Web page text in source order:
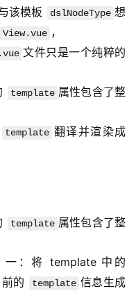
该模板 dslNodeType 想
View.vue ，
文件只是一个纯粹的
template 属性包含了整
template 翻译并渲染成
template 属性包含了整
的 template